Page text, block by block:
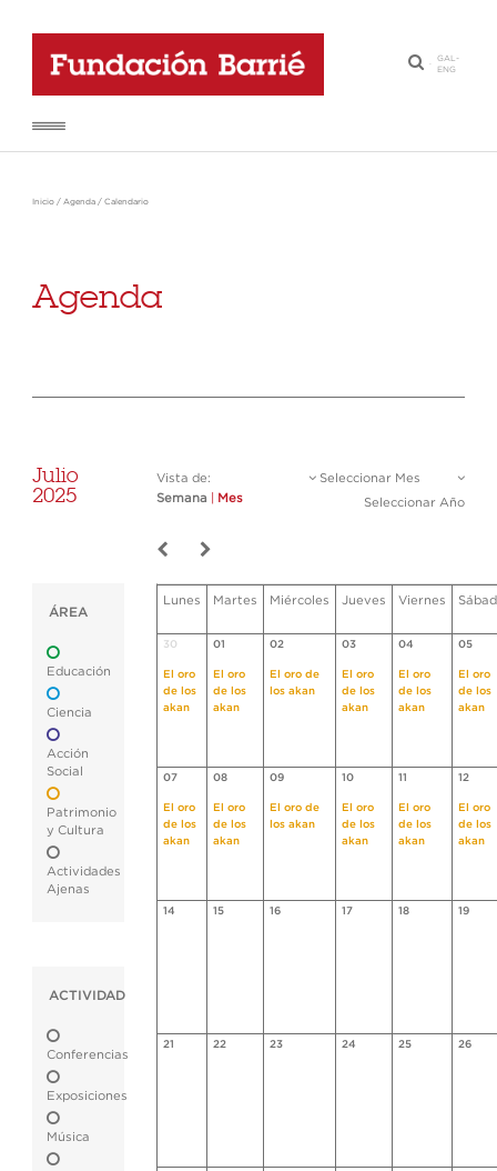
·
GAL-
ENG
Inicio / Agenda / Calendario
Agenda
Julio
2025
Vista de:
Semana
Mes
Seleccionar Mes
Seleccionar Año
ÁREA
Educación
Ciencia
Acción
Social
Patrimonio
y Cultura
Actividades
Ajenas
ACTIVIDAD
Conferencias
Exposiciones
Música
Lunes Martes Miércoles Jueves Viernes
30
El oro
de los
akan
01
El oro
de los
akan
02
El oro de
los akan
03
El oro
de los
akan
04
El oro
de los
akan
05
El oro
de los
akan
07
El oro
de los
akan
08
El oro
de los
akan
09
El oro de
los akan
10
El oro
de los
akan
11
El oro
de los
akan
12
El oro
de los
akan
14 15 16 17 18 19
21 22 23 24 25 26